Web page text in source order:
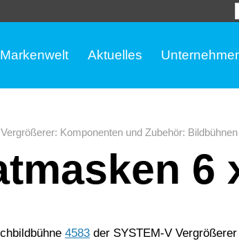
Markenwelt Aktuelles
Vergrößerer: Komponenten und Zubehör:
6
4583 der SYSTEM-V